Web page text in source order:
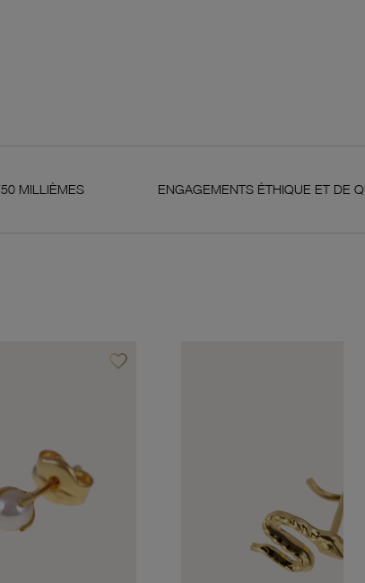
ENGAGEMENTS ÉTHIQUE ET DE QUALITÉ
favorite_borderAjouter à vos favoris